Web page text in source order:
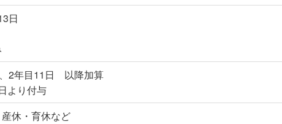
日
2年目11日 以降加算
より付与
休・育休など